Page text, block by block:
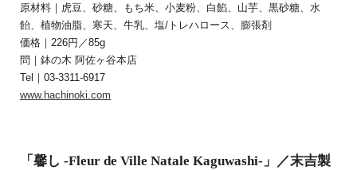
原材料｜虎豆、砂糖、もち米、小麦粉、白餡、山芋、黒砂糖、水
飴、植物油脂、寒天、牛乳、塩/トレハロース、膨張剤
価格｜226円／85g
問｜鉢の木 阿佐ヶ谷本店
Tel｜03-3311-6917
www.hachinoki.com
「馨し -Fleur de Ville Natale Kaguwashi-」／末吉製